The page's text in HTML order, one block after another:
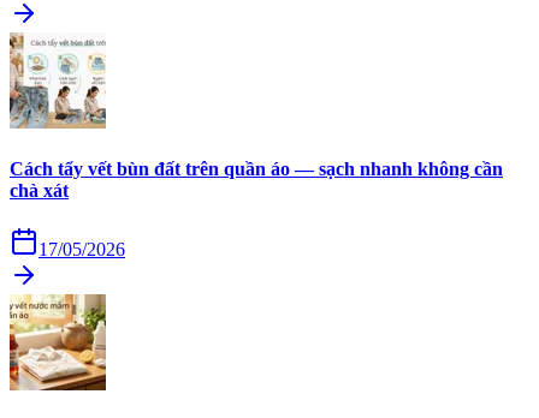
Cách tẩy vết bùn đất trên quần áo — sạch nhanh không cần
chà xát
17/05/2026